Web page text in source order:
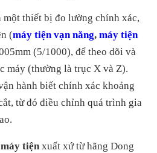
một thiết bị đo lường chính xác,
(máy tiện vạn năng, máy tiện
(5/1000), để theo dõi và
máy (thường là trục X và Z).
hành biết chính xác khoảng
từ đó điều chỉnh quá trình gia
tiệnxuất xứ từ hãng Dong